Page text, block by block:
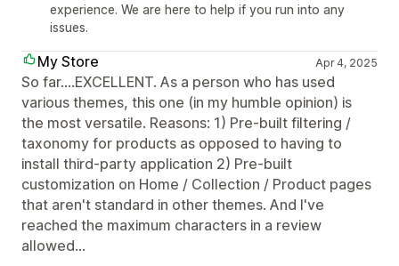
experience. We are here to help if you run into any
issues.
My Store Apr 4, 2025
So far....EXCELLENT. As a person who has used
various themes, this one (in my humble opinion) is
the most versatile. Reasons: 1) Pre-built filtering /
taxonomy for products as opposed to having to
install third-party application 2) Pre-built
customization on Home / Collection / Product pages
that aren't standard in other themes. And I've
reached the maximum characters in a review
allowed...